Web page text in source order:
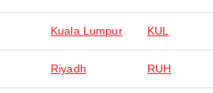
Kuala Lumpur KUL
Riyadh RUH